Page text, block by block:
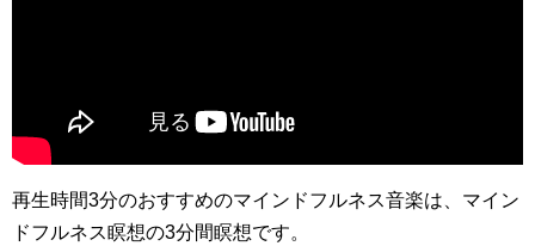
再生時間3分のおすすめのマインドフルネス音楽は、マイン
ドフルネス瞑想の3分間瞑想です。